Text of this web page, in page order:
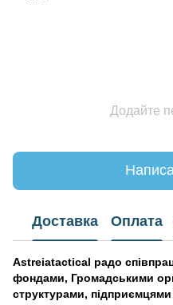
Додайте
Доставка Оплата
Astreiatactical радо
фондами, Громадськими
структурами,